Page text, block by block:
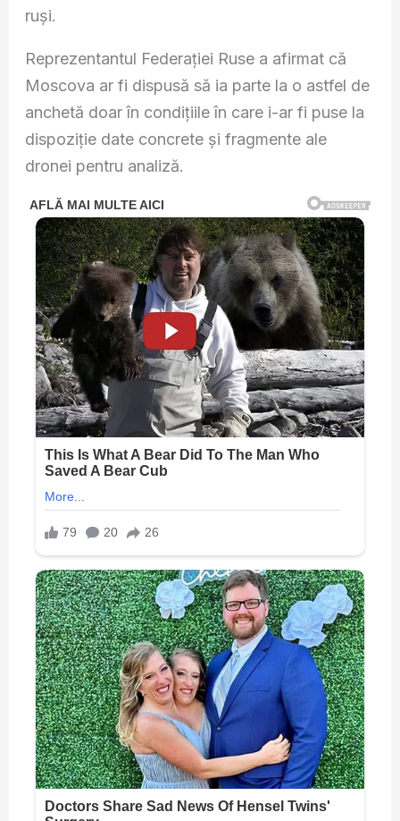
ruși.
Reprezentantul Federației Ruse a afirmat că
Moscova ar fi dispusă să ia parte la o astfel de
anchetă doar în condițiile în care i-ar fi puse la
dispoziție date concrete și fragmente ale
dronei pentru analiză.